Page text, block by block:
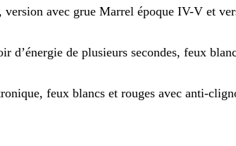
avec grue Marrel époque IV-V et
d’énergie de plusieurs secondes, feux
feux blancs et rouges avec anti-